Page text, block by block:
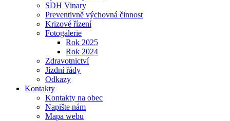
SDH Vinary
Preventivně výchovná činnost
Krizové řízení
Fotogalerie
Rok 2025
Rok 2024
Zdravotnictví
Jízdní řády
Odkazy
Kontakty
Kontakty na obec
Napište nám
Mapa webu